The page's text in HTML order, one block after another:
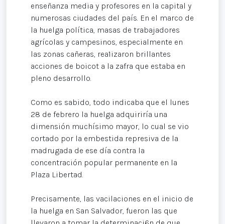
enseñanza media y profesores en la capital y
numerosas ciudades del país. En el marco de
la huelga política, masas de trabajadores
agrícolas y campesinos, especialmente en
las zonas cañeras, rea1izaron brillantes
acciones de boicot a la zafra que estaba en
pleno desarrollo.
Como es sabido, todo indicaba que el lunes
28 de febrero la huelga adquiriría una
dimensión muchísimo mayor, lo cual se vio
cortado por la embestida represiva de la
madrugada de ese día contra la
concentración popular permanente en la
Plaza Libertad.
Precisamente, las vacilaciones en el inicio de
la huelga en San Salvador, fueron las que